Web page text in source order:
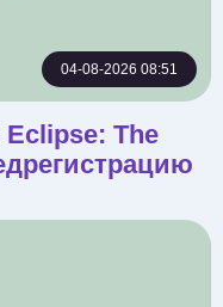
04-08-2026 08:51
Eclipse: The